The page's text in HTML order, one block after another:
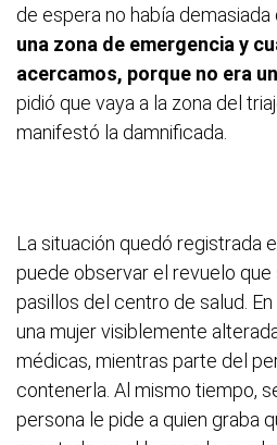
de espera no había demasiada
una zona de emergencia y
acercamos, porque no era
pidió que vaya a la zona del
manifestó la damnificada.
La situación quedó registrada
puede observar el revuelo que
pasillos del centro de salud.
una mujer visiblemente
médicas, mientras parte del
contenerla. Al mismo tiempo,
persona le pide a quien graba